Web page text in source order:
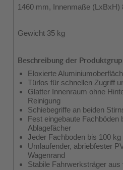
1460 mm, Innenmaße (LxBxH)
Gewicht 35 kg
Beschreibung der
Eloxierte
Türlos für schnellen Zugriff
Glatter Innenraum ohne
Reinigung
Schiebegriffe an beiden
Fest eingebaute Fachböden
Ablagefächer
Jeder Fachboden bis 100
Umlaufender, abriebfester
Wagenrand
Stabile Fahrwerksträger